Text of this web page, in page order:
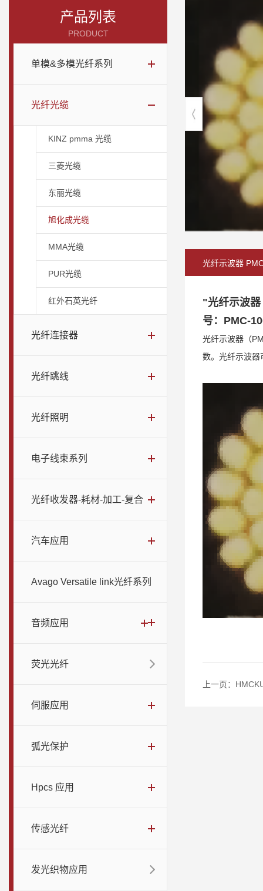
产品列表
PRODUCT
单模&多模光纤系列
光纤光缆
KINZ pmma 光缆
三菱光缆
东丽光缆
旭化成光缆
MMA光缆
PUR光缆
红外石英光纤
光纤连接器
光纤跳线
光纤照明
电子线束系列
光纤收发器-耗材-加工-复合
汽车应用
Avago Versatile link光纤系列
音频应用
荧光光纤
伺服应用
弧光保护
Hpcs 应用
传感光纤
发光织物应用
光纤示波器
"光纤示波
号：PMC-
光纤示波器（
数。光纤示波器
上一页：